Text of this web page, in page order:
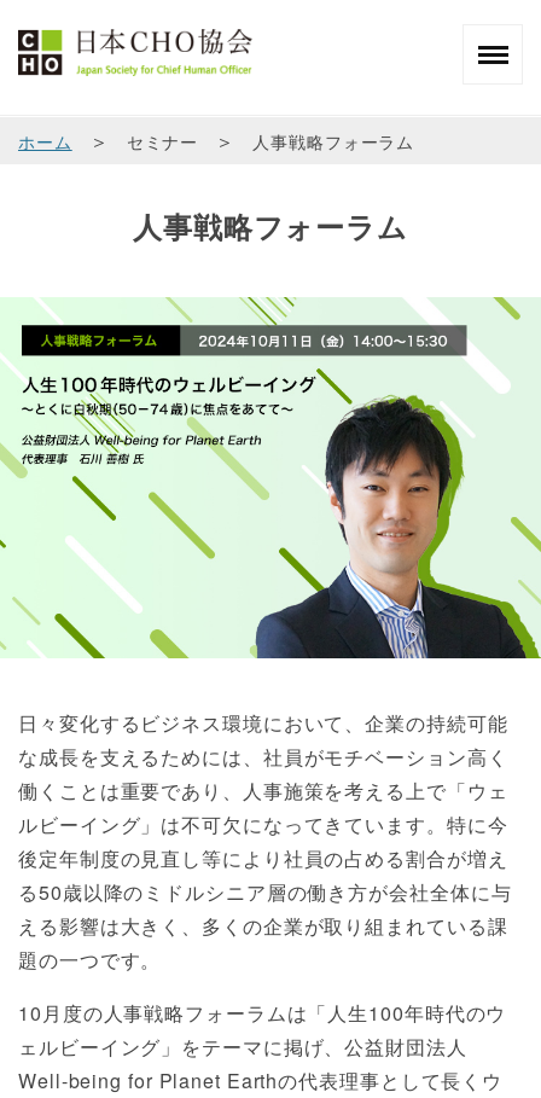
ホーム ＞ セミナー ＞ 人事戦略フォーラム
人事戦略フォーラム
日々変化するビジネス環境において、企業の持続可能
な成長を支えるためには、社員がモチベーション高く
働くことは重要であり、人事施策を考える上で「ウェ
ルビーイング」は不可欠になってきています。特に今
後定年制度の見直し等により社員の占める割合が増え
る50歳以降のミドルシニア層の働き方が会社全体に与
える影響は大きく、多くの企業が取り組まれている課
題の一つです。
10月度の人事戦略フォーラムは「人生100年時代のウ
ェルビーイング」をテーマに掲げ、公益財団法人
Well-being for Planet Earthの代表理事として長くウ